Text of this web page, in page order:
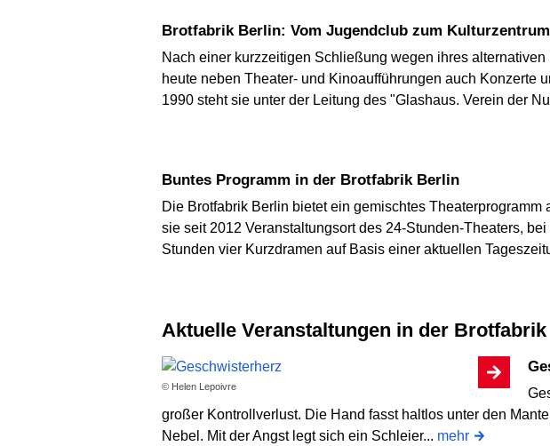
Brotfabrik Berlin: Vom Jugendclub zum Kulturzentrum
Nach einer kurzzeitigen Schließung wegen ihres
heute neben Theater- und Kinoaufführungen auch Konzerte
1990 steht sie unter der Leitung des "Glashaus. Verein der
Buntes Programm in der Brotfabrik Berlin
Die Brotfabrik Berlin bietet ein gemischtes
sie seit 2012 Veranstaltungsort des 24-Stunden-Theaters,
Stunden vier Kurzdramen auf Basis einer aktuellen
Aktuelle Veranstaltungen in der Brotfabrik
© Helen Lepoivre
großer Kontrollverlust. Die Hand fasst haltlos unter den
Nebel. Mit der Angst legt sich ein Schleier... mehr